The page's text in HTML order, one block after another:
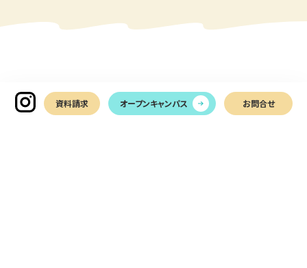
資料請求 オープンキャンパス お問合せ